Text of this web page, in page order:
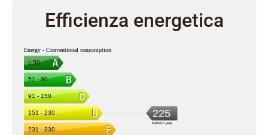
Efficienza energetica